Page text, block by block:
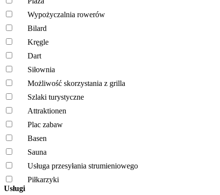
Wypożyczalnia rowerów
Bilard
Kręgle
Dart
Siłownia
Możliwość skorzystania z grilla
Szlaki turystyczne
Attraktionen
Plac zabaw
Basen
Sauna
Usługa przesyłania strumieniowego
Piłkarzyki
Usługi